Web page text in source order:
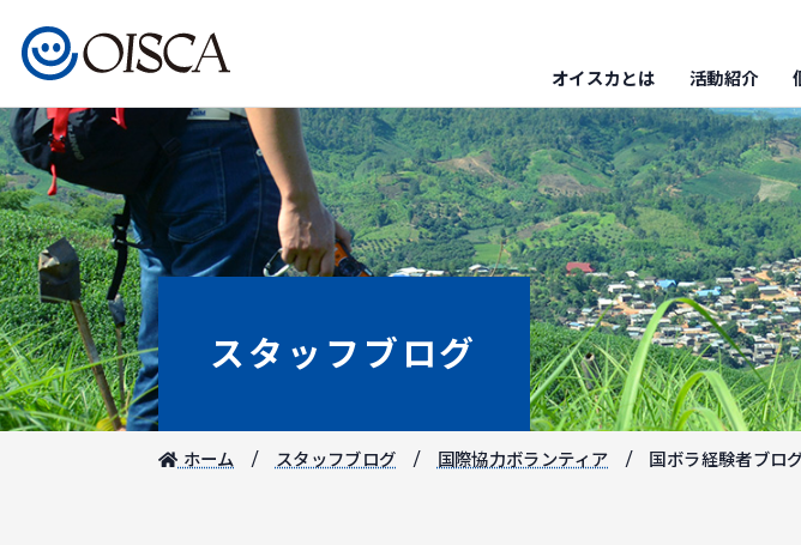
オイスカとは 活動紹介
スタッフブログ
ホーム スタッフブログ 国際協力ボランティア 国ボラ経験者ブロ